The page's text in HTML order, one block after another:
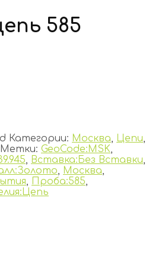
585
Категории: Москва, Цепи,
Метки: GeoCode:MSK,
, Вставка:Без Вставки,
, Москва,
, Проба:585,